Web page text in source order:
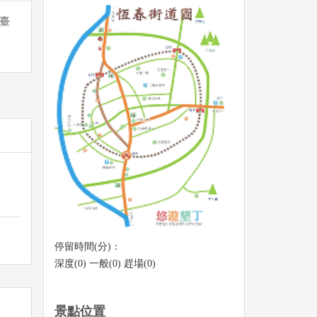
停留時間(分)：
深度(0) 一般(0) 趕場(0)
景點位置